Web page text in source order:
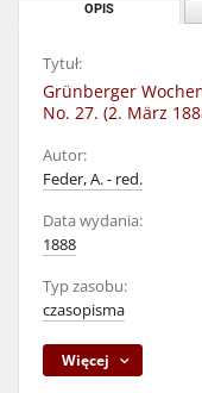
OPIS
Tytuł:
Grünberger
No. 27. (2. März
Autor:
Feder, A. - red.
Data wydania:
1888
Typ zasobu:
czasopisma
Więcej